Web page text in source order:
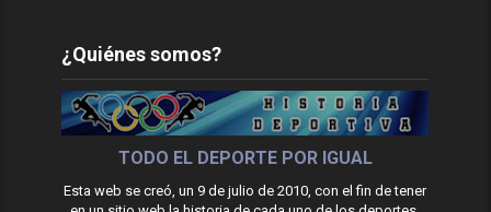
¿Quiénes somos?
TODO EL DEPORTE POR IGUAL
Esta web se creó, un 9 de julio de 2010, con el fin de tener